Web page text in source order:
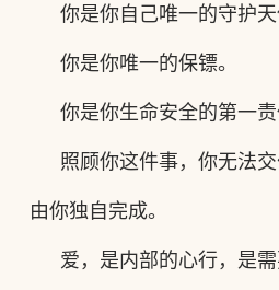
你是你自己唯一的守护天
你是你唯一的保镖。
你是你生命安全的第一责
照顾你这件事，你无法
由你独自完成。
爱，是内部的心行，是